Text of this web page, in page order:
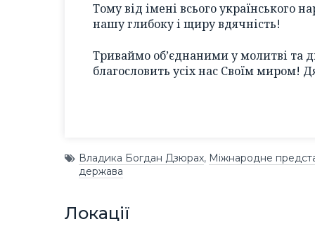
Тому від імені всього українського
нашу глибоку і щиру вдячність!
Триваймо об’єднаними у молитві та
благословить усіх нас Своїм миром!
Владика Богдан Дзюрах, Міжнародне
держава
Локації